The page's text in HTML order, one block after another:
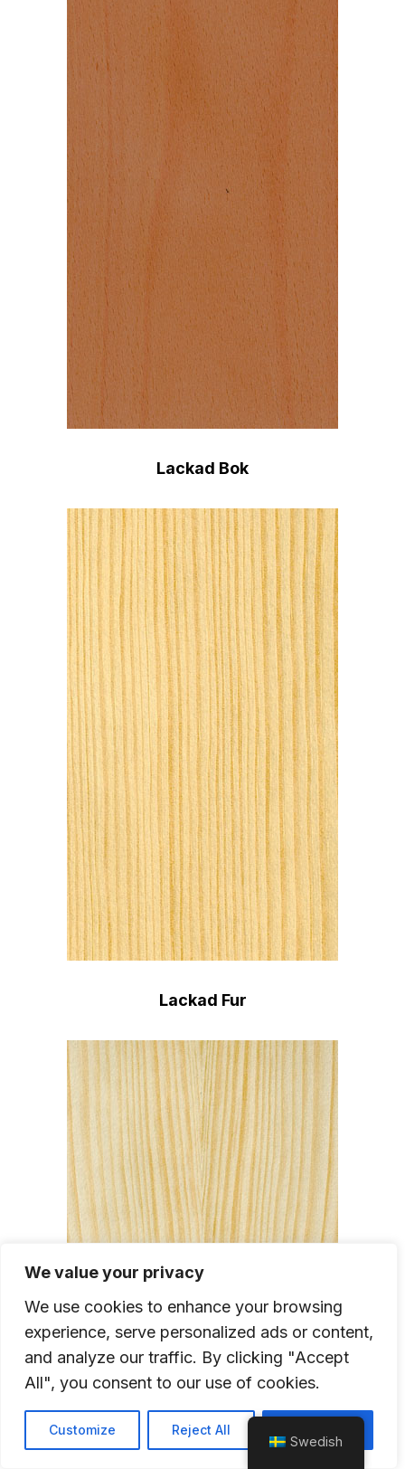
We value your privacy
We use cookies to enhance your browsing
experience, serve personalized ads or content,
and analyze our traffic. By clicking "Accept
All", you consent to our use of cookies.
Customize Reject All
Lackad Bok
Lackad Fur
Swedish